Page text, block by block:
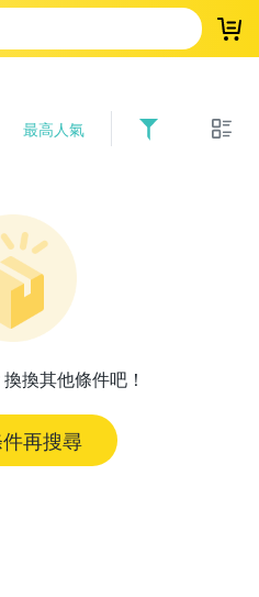
登
最高人氣
換其他條件吧！
再搜尋